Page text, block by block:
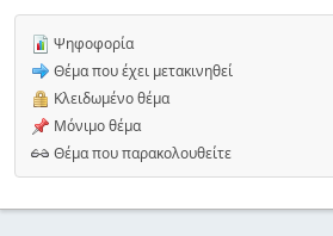
Ψηφοφορία
Θέμα που έχει μετακινηθεί
Κλειδωμένο θέμα
Μόνιμο θέμα
Θέμα που παρακολουθείτε